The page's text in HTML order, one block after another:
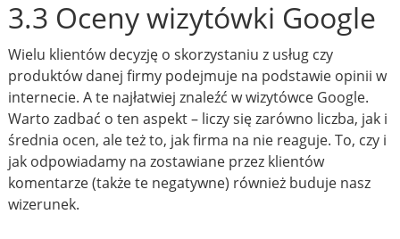
3.3 Oceny wizytówki Google
Wielu klientów decyzję o skorzystaniu z usług czy
produktów danej firmy podejmuje na podstawie opinii w
internecie. A te najłatwiej znaleźć w wizytówce Google.
Warto zadbać o ten aspekt – liczy się zarówno liczba, jak i
średnia ocen, ale też to, jak firma na nie reaguje. To, czy i
jak odpowiadamy na zostawiane przez klientów
komentarze (także te negatywne) również buduje nasz
wizerunek.